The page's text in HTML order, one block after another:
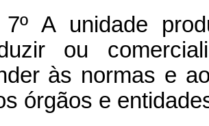
7º A unidade
ou
às normas e
órgãos e